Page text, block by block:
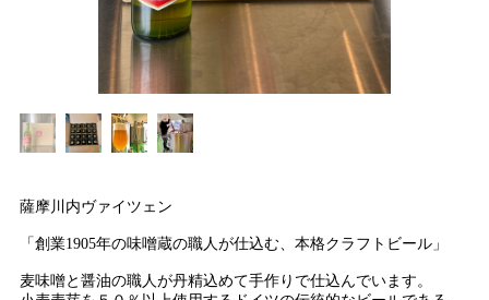
薩摩川内ヴァイツェン
「創業1905年の味噌蔵の職人が仕込む、本格クラフトビール」
麦味噌と醤油の職人が丹精込めて手作りで仕込んでいます。